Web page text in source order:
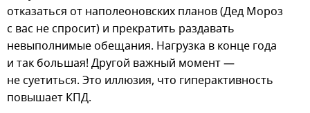
отказаться от наполеоновских планов (Дед Мороз
с вас не спросит) и прекратить раздавать
невыполнимые обещания. Нагрузка в конце года
и так большая! Другой важный момент —
не суетиться. Это иллюзия, что гиперактивность
повышает КПД.